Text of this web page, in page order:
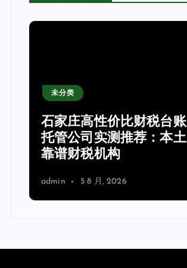
未分类
2026年8月邢台自有飞行
基地无人机培训机构实测
推荐
admin 5 8 月, 2026